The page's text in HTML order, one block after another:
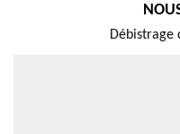
Débistrage